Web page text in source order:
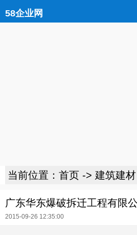
58企业网
当前位置： 首页 -> 建筑建材
广东华东爆破拆迁工程有限
2015-09-26 12:35:00